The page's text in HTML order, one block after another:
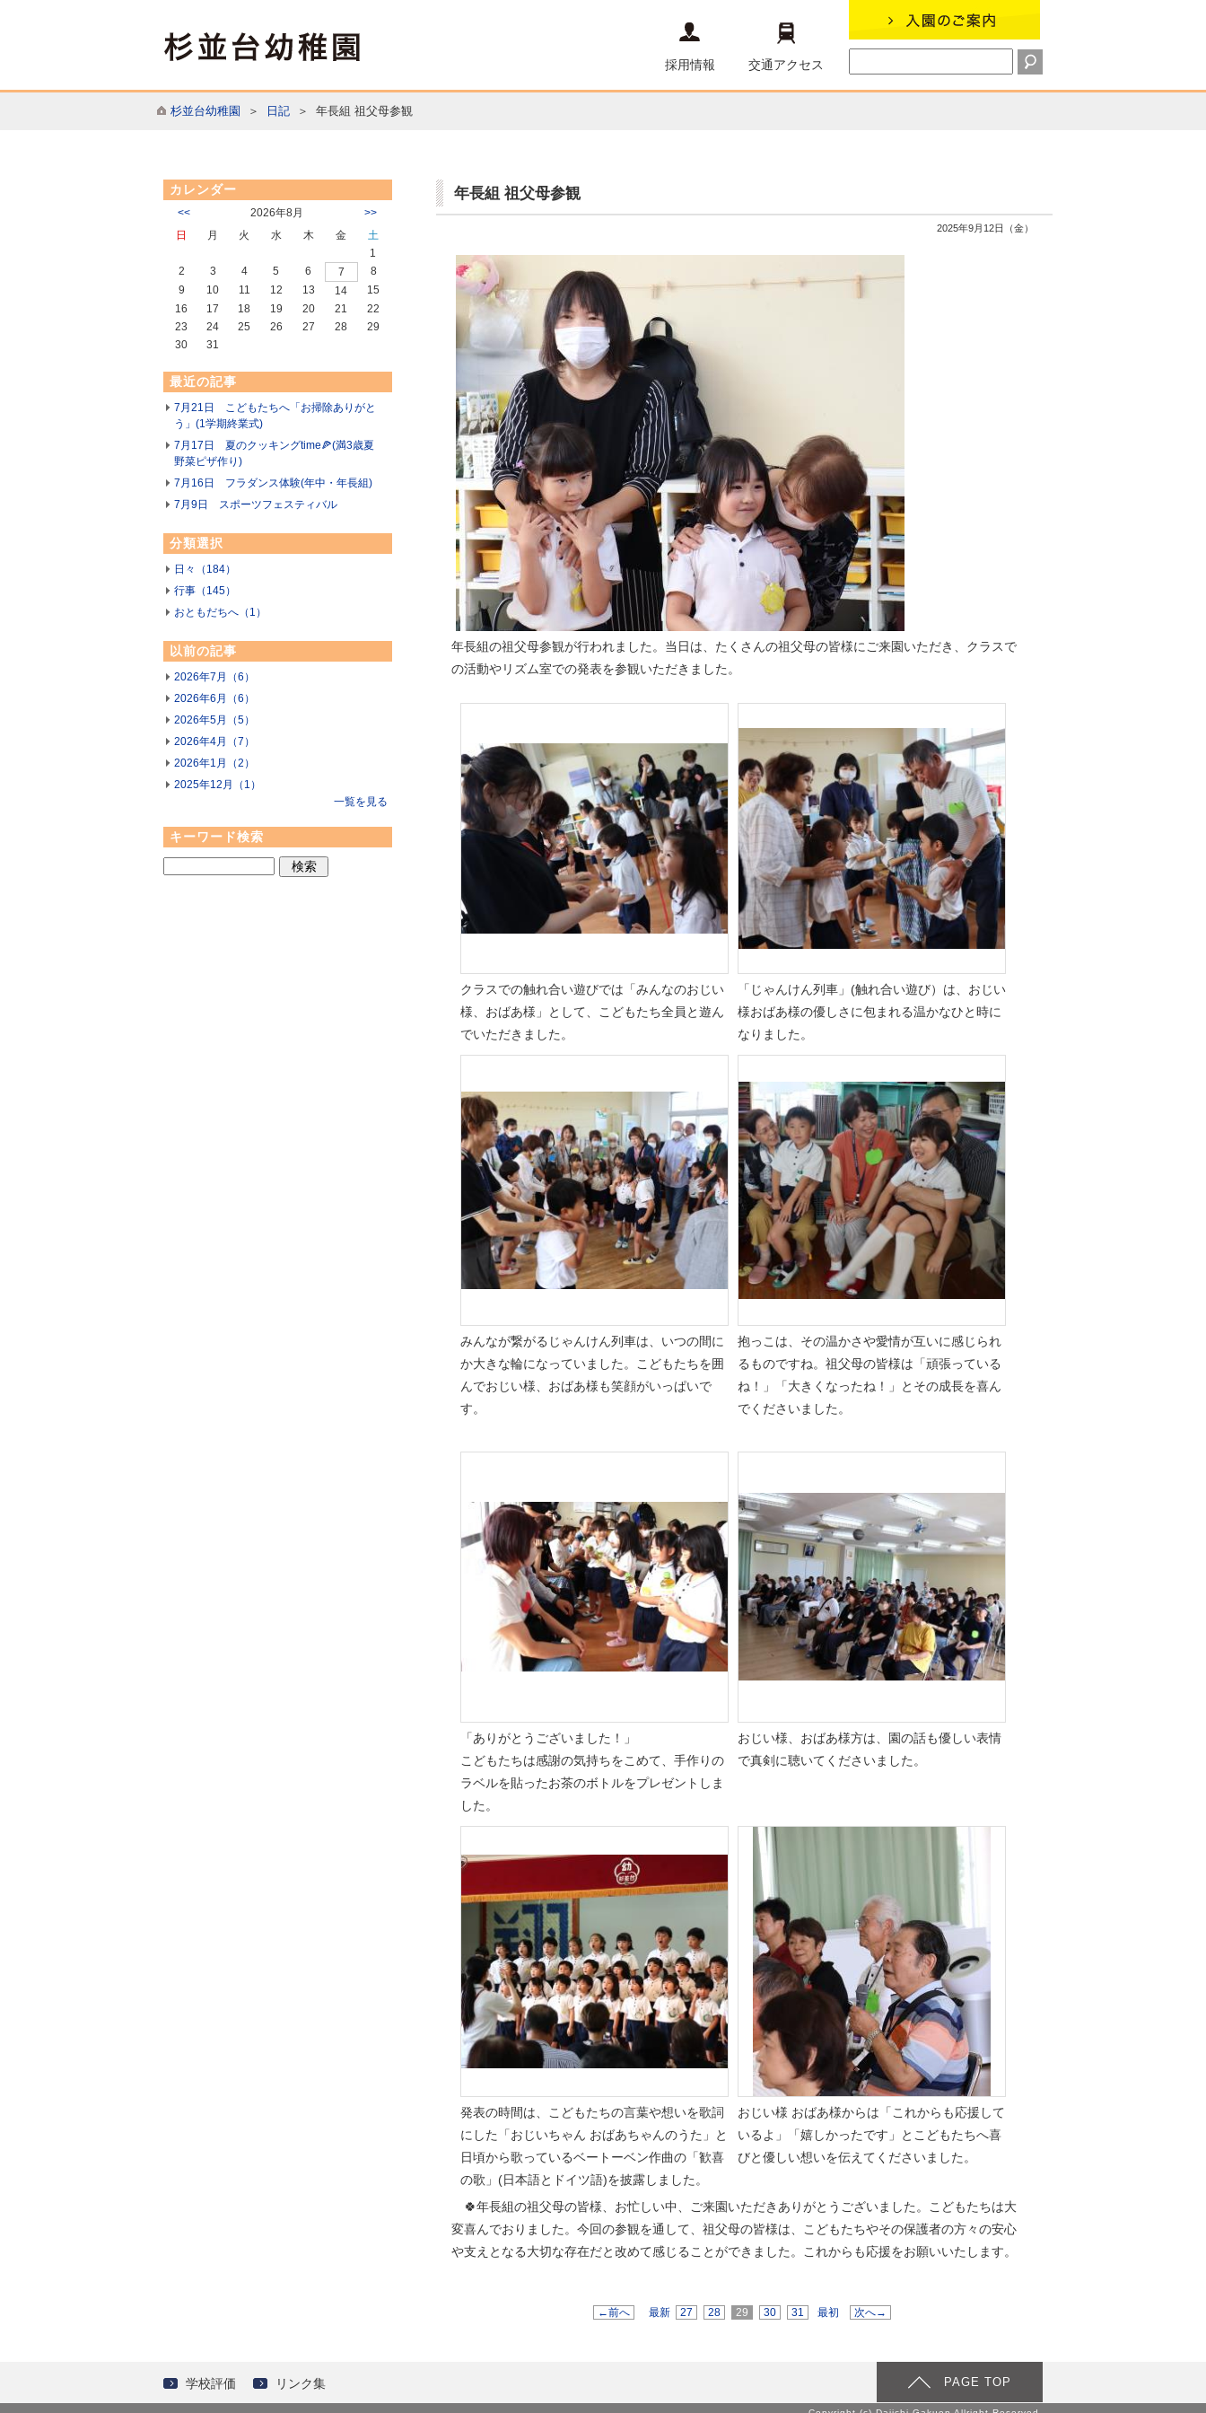
採用情報 交通アクセス
杉並台幼稚園 ＞ 日記＞ 年長組 祖父母参観
カレンダー
<< 2026年8月 >>
日 月 火 水 木 金
土
1
2
3 4 5 6 7
8
9
10 11 12 13 14
15
16
17 18 19 20 21
22
23
24 25 26 27 28
29
30
31
最近の記事
7月21日 こどもたちへ「お掃除ありがと
う」(1学期終業式)
7月17日 夏のクッキングtime🍕(満3歳夏
野菜ピザ作り)
7月16日 フラダンス体験(年中・年長組)
7月9日 スポーツフェスティバル
分類選択
日々（184）
行事（145）
おともだちへ（1）
以前の記事
2026年7月（6）
2026年6月（6）
2026年5月（5）
2026年4月（7）
2026年1月（2）
2025年12月（1）
一覧を見る
キーワード検索
年長組 祖父母参観
2025年9月12日（金）
年長組の祖父母参観が行われました。当日は、たくさんの祖父母の皆様にご来園いただき、クラスで
の活動やリズム室での発表を参観いただきました。
クラスでの触れ合い遊びでは「みんなのおじい
様、おばあ様」として、こどもたち全員と遊ん
でいただきました。
「じゃんけん列車」(触れ合い遊び）は、おじい
様おばあ様の優しさに包まれる温かなひと時に
なりました。
みんなが繋がるじゃんけん列車は、いつの間に
か大きな輪になっていました。こどもたちを囲
んでおじい様、おばあ様も笑顔がいっぱいで
す。
抱っこは、その温かさや愛情が互いに感じられ
るものですね。祖父母の皆様は「頑張っている
ね！」「大きくなったね！」とその成長を喜ん
でくださいました。
「ありがとうございました！」
こどもたちは感謝の気持ちをこめて、 手作りの
ラベルを貼ったお茶のボトルをプレゼントしま
した。
おじい様、おばあ様方は、園の話も優しい表情
で真剣に聴いてくださいました。
発表の時間は、こどもたちの言葉や想いを歌詞
にした「おじいちゃん おばあちゃんのうた」と
日頃から歌っているベートーベン作曲の「歓喜
の歌」(日本語とドイツ語)を披露しました。
おじい様 おばあ様からは「これからも応援して
いるよ」「嬉しかったです」とこどもたちへ喜
びと優しい想いを伝えてくださいました。
🍀年長組の祖父母の皆様、お忙しい中、ご来園いただきありがとうございました。こどもたちは大
変喜んでおりました。今回の参観を通して、祖父母の皆様は、こどもたちやその保護者の方々の安心
や支えとなる大切な存在だと改めて感じることができました。これからも応援をお願いいたします。
←前へ 最新 27 28 29 30 31 最初 次へ→
学校評価 リンク集 PAGE TOP